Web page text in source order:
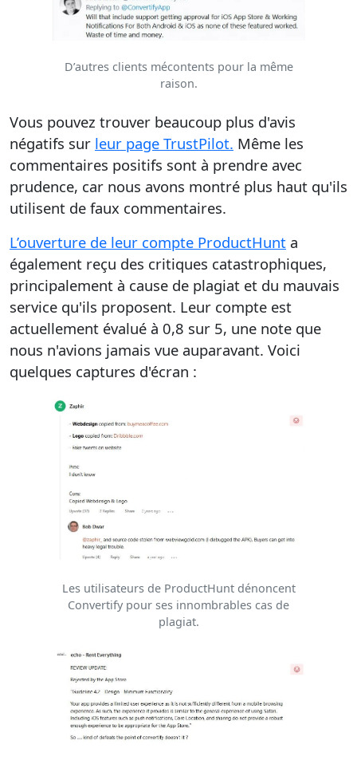
D’autres clients mécontents pour la même
raison.
Vous pouvez trouver beaucoup plus d'avis
négatifs sur leur page TrustPilot. Même les
commentaires positifs sont à prendre avec
prudence, car nous avons montré plus haut qu'ils
utilisent de faux commentaires.
L’ouverture de leur compte ProductHunt a
également reçu des critiques catastrophiques,
principalement à cause de plagiat et du mauvais
service qu'ils proposent. Leur compte est
actuellement évalué à 0,8 sur 5, une note que
nous n'avions jamais vue auparavant. Voici
quelques captures d'écran :
Les utilisateurs de ProductHunt dénoncent
Convertify pour ses innombrables cas de
plagiat.